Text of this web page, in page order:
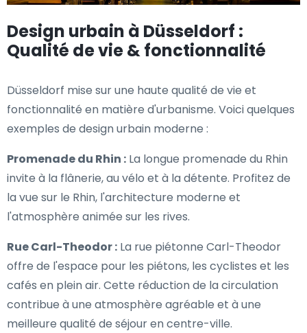
Design urbain à Düsseldorf :
Qualité de vie & fonctionnalité
Düsseldorf mise sur une haute qualité de vie et
fonctionnalité en matière d'urbanisme. Voici quelques
exemples de design urbain moderne :
Promenade du Rhin : La longue promenade du Rhin
invite à la flânerie, au vélo et à la détente. Profitez de
la vue sur le Rhin, l'architecture moderne et
l'atmosphère animée sur les rives.
Rue Carl-Theodor : La rue piétonne Carl-Theodor
offre de l'espace pour les piétons, les cyclistes et les
cafés en plein air. Cette réduction de la circulation
contribue à une atmosphère agréable et à une
meilleure qualité de séjour en centre-ville.